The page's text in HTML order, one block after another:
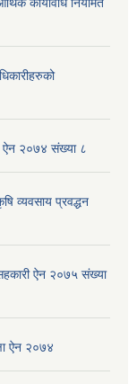
कार्यविधि नियमित
ऐन २०७४ संख्या ८
व्यवसाय प्रवद्धन
ऐन २०७५ संख्या
ऐन २०७४